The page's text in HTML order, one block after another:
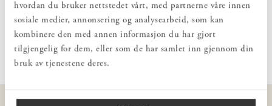
hvordan du bruker nettstedet vårt, med partnerne våre innen
sosiale medier, annonsering og analysearbeid, som kan
kombinere den med annen informasjon du har gjort
tilgjengelig for dem, eller som de har samlet inn gjennom din
bruk av tjenestene deres.
Pleddene våre er fremstilt for å harmonere med Norrgavels senge-
og møbeltekstiler.